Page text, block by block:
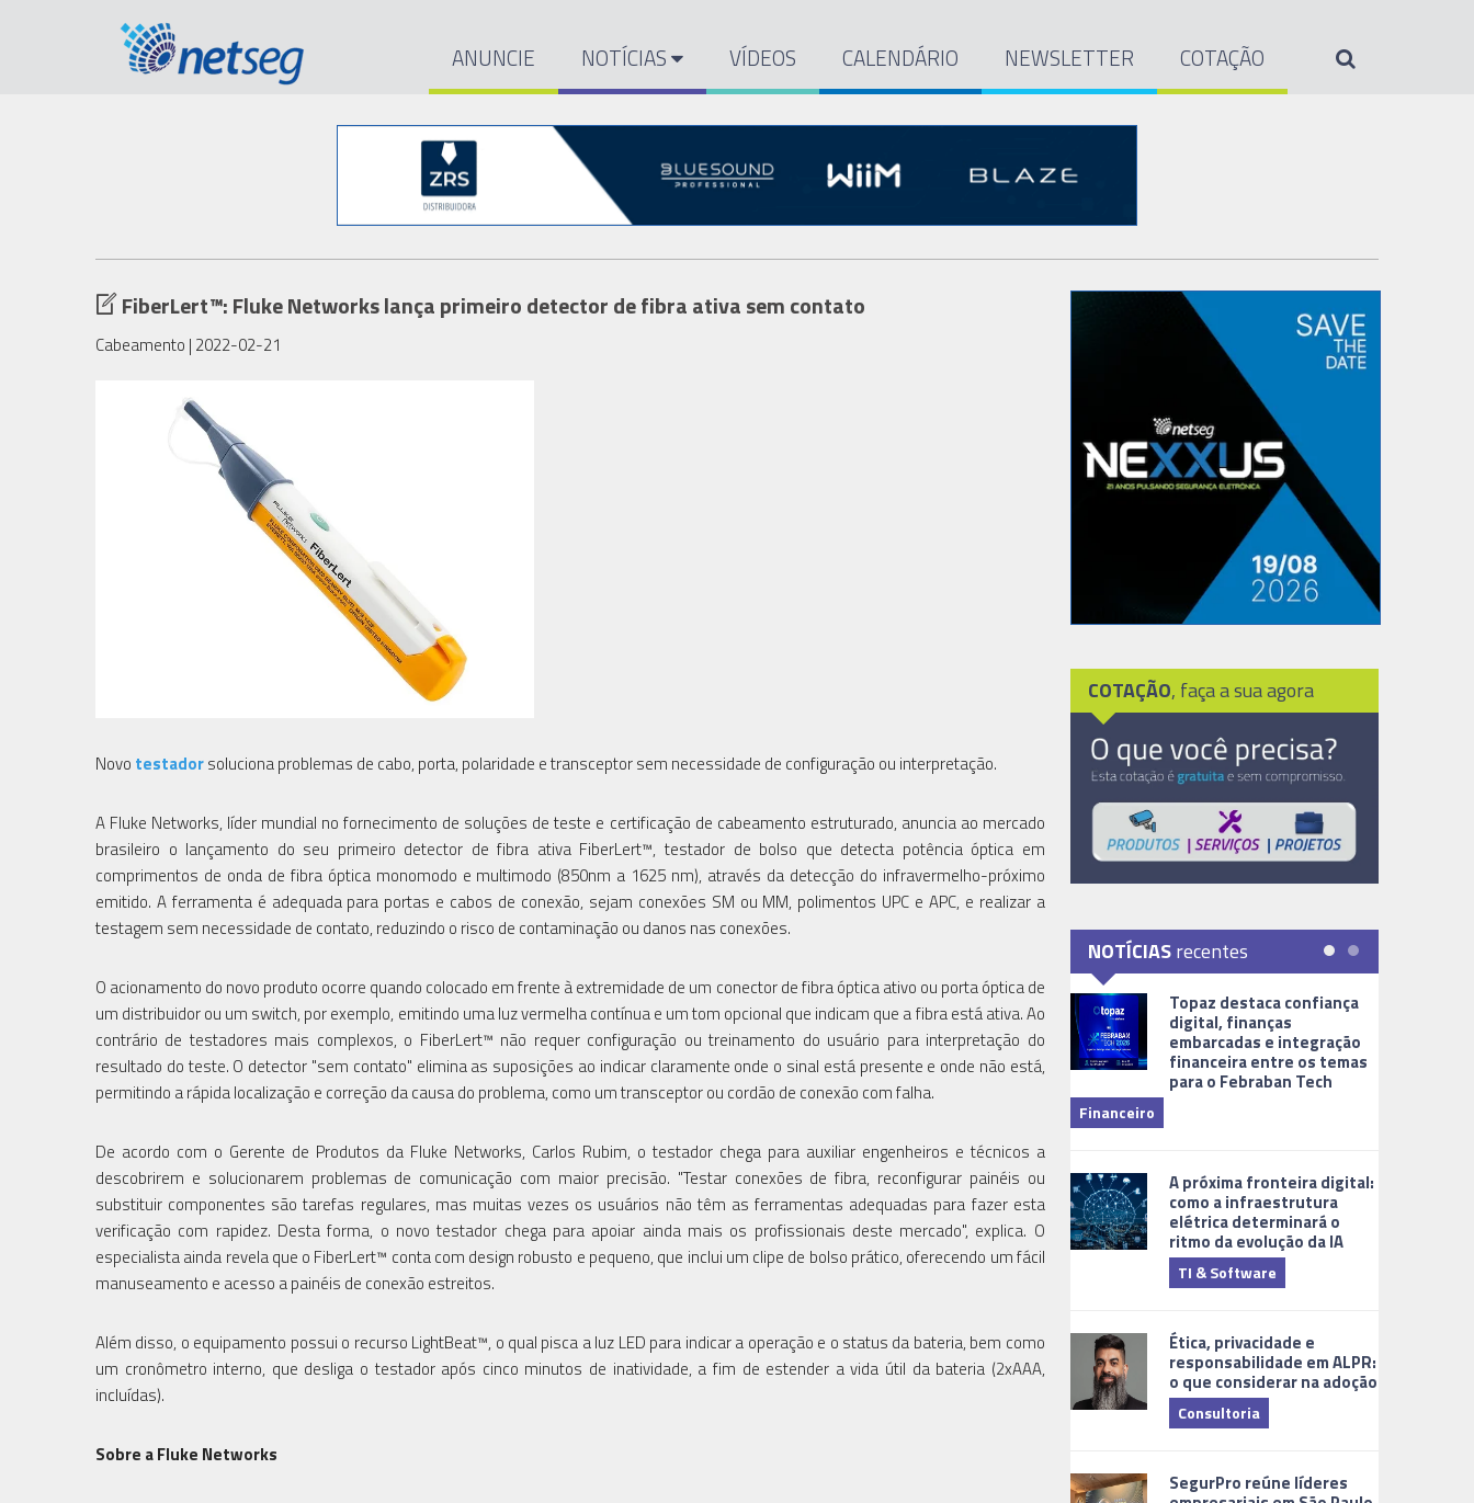
ANUNCIE NOTÍCIAS VÍDEOS CALENDÁRIO NEWSLETTER COTAÇÃO
FiberLert™: Fluke Networks lança primeiro detector de fibra ativa sem contato
Cabeamento | 2022-02-21
Novo testadorsoluciona problemas de cabo, porta, polaridade e transceptor sem necessidade de configuração ou interpretação.
A Fluke Networks, líder mundial no fornecimento de soluções de teste e certificação de cabeamento estruturado, anuncia ao mercado
brasileiro o lançamento do seu primeiro detector de fibra ativa FiberLert™, testador de bolso que detecta potência óptica em
comprimentos de onda de fibra óptica monomodo e multimodo (850nm a 1625 nm), através da detecção do infravermelho-próximo
emitido. A ferramenta é adequada para portas e cabos de conexão, sejam conexões SM ou MM, polimentos UPC e APC, e realizar a
testagem sem necessidade de contato, reduzindo o risco de contaminação ou danos nas conexões.
O acionamento do novo produto ocorre quando colocado em frente à extremidade de um conector de fibra óptica ativo ou porta óptica de
um distribuidor ou um switch, por exemplo, emitindo uma luz vermelha contínua e um tom opcional que indicam que a fibra está ativa. Ao
contrário de testadores mais complexos, o FiberLert™ não requer configuração ou treinamento do usuário para interpretação do
resultado do teste. O detector "sem contato" elimina as suposições ao indicar claramente onde o sinal está presente e onde não está,
permitindo a rápida localização e correção da causa do problema, como um transceptor ou cordão de conexão com falha.
De acordo com o Gerente de Produtos da Fluke Networks, Carlos Rubim, o testador chega para auxiliar engenheiros e técnicos a
descobrirem e solucionarem problemas de comunicação com maior precisão. "Testar conexões de fibra, reconfigurar painéis ou
substituir componentes são tarefas regulares, mas muitas vezes os usuários não têm as ferramentas adequadas para fazer esta
verificação com rapidez. Desta forma, o novo testador chega para apoiar ainda mais os profissionais deste mercado", explica. O
especialista ainda revela que o FiberLert™ conta com design robusto e pequeno, que inclui um clipe de bolso prático, oferecendo um fácil
manuseamento e acesso a painéis de conexão estreitos.
Além disso, o equipamento possui o recurso LightBeat™, o qual pisca a luz LED para indicar a operação e o status da bateria, bem como
um cronômetro interno, que desliga o testador após cinco minutos de inatividade, a fim de estender a vida útil da bateria (2xAAA,
incluídas).
Sobre a Fluke Networks
COTAÇÃO, faça a sua agora
NOTÍCIASrecentes
Topaz destaca confiança
digital, finanças
embarcadas e integração
financeira entre os temas
para o Febraban Tech
Financeiro
A próxima fronteira digital:
como a infraestrutura
elétrica determinará o
ritmo da evolução da IA
TI & Software
Ética, privacidade e
responsabilidade em ALPR:
o que considerar na adoção
Consultoria
SegurPro reúne líderes